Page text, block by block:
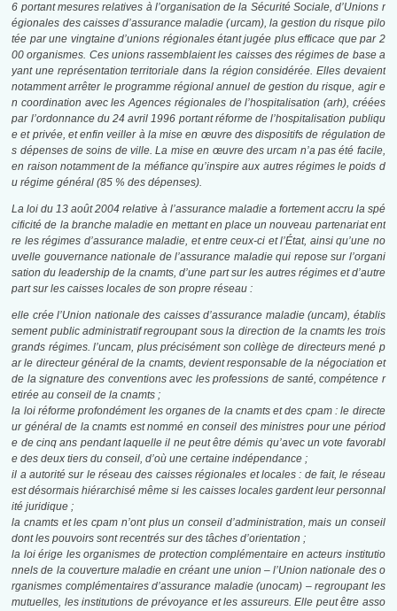
6 portant mesures relatives à l’organisation de la Sécurité Sociale, d’Unions r
égionales des caisses d’assurance maladie (urcam), la gestion du risque pilo
tée par une vingtaine d’unions régionales étant jugée plus efficace que par 2
00 organismes. Ces unions rassemblaient les caisses des régimes de base a
yant une représentation territoriale dans la région considérée. Elles devaient
notamment arrêter le programme régional annuel de gestion du risque, agir e
n coordination avec les Agences régionales de l’hospitalisation (arh), créées
par l’ordonnance du 24 avril 1996 portant réforme de l’hospitalisation publiqu
e et privée, et enfin veiller à la mise en œuvre des dispositifs de régulation de
s dépenses de soins de ville. La mise en œuvre desurcam n’a pas été facile,
en raison notamment de la méfiance qu’inspire aux autres régimes le poids d
u régime général (85 % des dépenses).
La loi du 13 août 2004 relative à l’assurance maladie a fortement accru la spé
cificité de la branche maladie en mettant en place un nouveau partenariat ent
re les régimes d’assurance maladie, et entre ceux-ci et l’État, ainsi qu’une no
uvelle gouvernance nationale de l’assurance maladie qui repose sur l’organi
sation du leadership de lacnamts, d’une part sur les autres régimes et d’autre
part sur les caisses locales de son propre réseau :
elle crée l’Union nationale des caisses d’assurance maladie (uncam), établis
sement public administratif regroupant sous la direction de la cnamtsles trois
grands régimes.l’uncam, plus précisément son collège de directeurs mené p
ar le directeur général de la cnamts, devient responsable de la négociation et
de la signature des conventions avec les professions de santé, compétence r
etirée au conseil de lacnamts ;
la loi réforme profondément les organes de la cnamtset des cpam: le directe
ur général de lacnamts est nommé en conseil des ministres pour une périod
e de cinq ans pendant laquelle il ne peut être démis qu’avec un vote favorabl
e des deux tiers du conseil, d’où une certaine indépendance ;
il a autorité sur le réseau des caisses régionales et locales : de fait, le réseau
est désormais hiérarchisé même si les caisses locales gardent leur personnal
ité juridique ;
la cnamtset lescpam n’ont plus un conseil d’administration, mais un conseil
dont les pouvoirs sont recentrés sur des tâches d’orientation ;
la loi érige les organismes de protection complémentaire en acteurs institutio
nnels de la couverture maladie en créant une union – l’Union nationale des o
rganismes complémentaires d’assurance maladie (unocam) – regroupant les
mutuelles, les institutions de prévoyance et les assureurs. Elle peut être asso